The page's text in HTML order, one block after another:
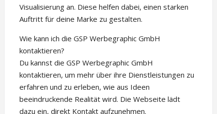
Visualisierung an. Diese helfen dabei, einen starken
Auftritt für deine Marke zu gestalten.
Wie kann ich die GSP Werbegraphic GmbH
kontaktieren?
Du kannst die GSP Werbegraphic GmbH
kontaktieren, um mehr über ihre Dienstleistungen zu
erfahren und zu erleben, wie aus Ideen
beeindruckende Realität wird. Die Webseite lädt
dazu ein, direkt Kontakt aufzunehmen.